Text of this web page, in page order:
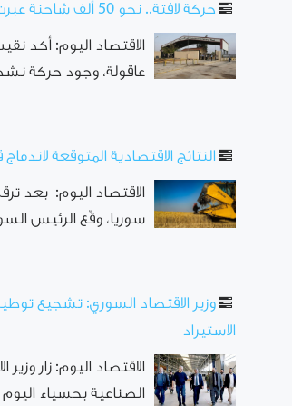
حركة لافتة.. نحو 50 ألف شاحنة عبرت مركز (جابر ، نصيب) خلال 3 أشهر
الاقتصاد اليوم: أكد
عاقولة، وجود حركة
النتائج الاقتصادية المتوقعة
سوريا، وقّع الرئيس
وزير الاقتصاد السوري: تشجيع
الاستيراد
الاقتصاد اليوم: زار
الصناعية بحسياء